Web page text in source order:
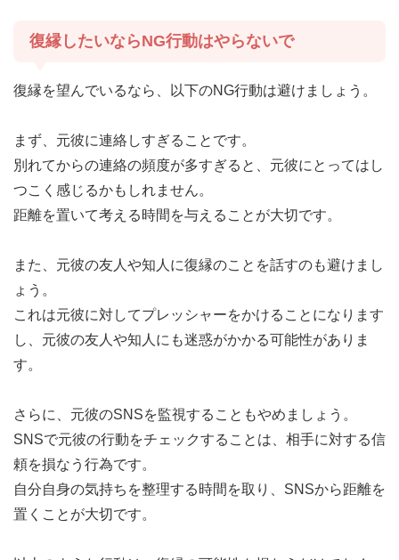
復縁したいならNG行動はやらないで
復縁を望んでいるなら、以下のNG行動は避けましょう。
まず、元彼に連絡しすぎることです。
別れてからの連絡の頻度が多すぎると、元彼にとってはし
つこく感じるかもしれません。
距離を置いて考える時間を与えることが大切です。
また、元彼の友人や知人に復縁のことを話すのも避けまし
ょう。
これは元彼に対してプレッシャーをかけることになります
し、元彼の友人や知人にも迷惑がかかる可能性がありま
す。
さらに、元彼のSNSを監視することもやめましょう。
SNSで元彼の行動をチェックすることは、相手に対する信
頼を損なう行為です。
自分自身の気持ちを整理する時間を取り、SNSから距離を
置くことが大切です。